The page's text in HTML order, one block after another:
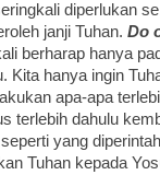
diperlukan
janji Tuhan. Do
berharap hanya
Kita hanya ingin
apa-apa
terlebih dahulu
yang
Tuhan kepada